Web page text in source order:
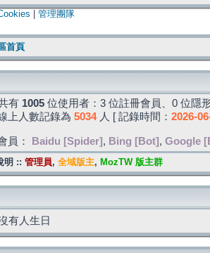
管理團隊
首頁
有 1005 位使用者：3 位註冊會員、0 位隱
上人數記錄為 5034人 [ 記錄時間： 2026-
員： Baidu [Spider] , Bing [Bot] , Google
明 :: 管理員, 全域版主, MozTW 版主群
有人生日